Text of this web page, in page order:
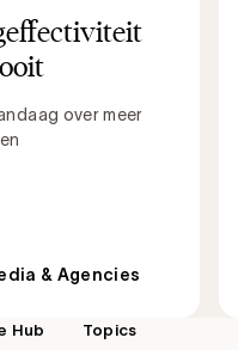
over meer
& Agencies
Hub Topics